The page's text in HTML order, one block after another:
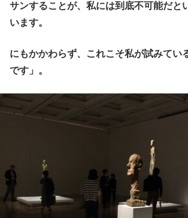
サンすることが、私には到底不可能だと
います。
にもかかわらず、これこそ私が試みてい
です」。